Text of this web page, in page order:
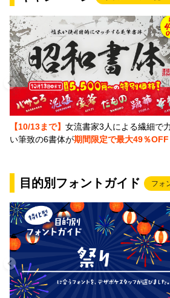
【10/13まで】 女流書家3人による繊細で
い筆致の6書体が期間限定で最大49％OFF
目的別フォントガイド フォ